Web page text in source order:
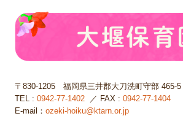
〒830-1205
福岡県三井郡大刀洗町守部 465-5
TEL :0942-77-1402 ／ FAX :0942-77-1404
E-mail：ozeki-hoiku@ktarn.or.jp